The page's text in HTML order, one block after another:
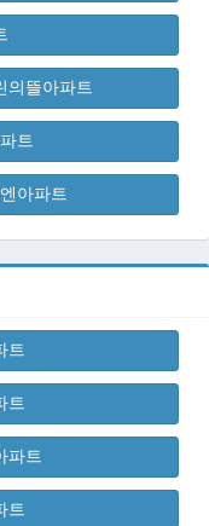
의뜰아파트
트
아파트
트
트
파트
트